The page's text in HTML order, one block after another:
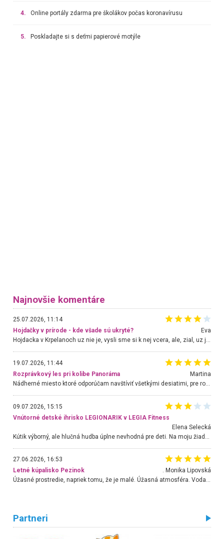
4. Online portály zdarma pre školákov počas koronavírusu
5. Poskladajte si s deťmi papierové motýle
Najnovšie komentáre
25.07.2026, 11:14
Hojdačky v prírode - kde všade sú ukryté?
Eva
Hojdacka v Krpelanoch uz nie je, vysli sme si k nej vcera, ale, zial, uz je znicena. Ak sem planujete cestu len kvoli hojdacke, mozete si ju usetrit. Krasny vyhlad je tu vsak aj bez hojdacky :-)
19.07.2026, 11:44
Rozprávkový les pri kolibe Panoráma
Martina
Nádherné miesto ktoré odporúčam navštíviť všetkými desiatimi, pre rodiny s deťmi, dôchodcom... Proste a jednoducho ozaj rozprávkový les.. určite ešte prídeme. Odniesli sme si na pamiatku krásne tričká,
09.07.2026, 15:15
Vnútorné detské ihrisko LEGIONARIK v LEGIA Fitness
Elena Selecká
27.06.2026, 16:53
Letné kúpalisko Pezinok
. Monika Lipovská
Úžasné prostredie, napriek tomu, že je malé. Úžasná atmosféra. Voda fantastická a nádherná. Ľudí je pomerne veľa, ale su mili a ohľaduplní. Je veľmi zaujímavé sledovať, ako dokážu spolu športovať cudzí ľudia a bez ohľadu na vek. Vládne tu pohoda. Vnuka neviem dostať z vody. Ďakujem za krásny deň . Urcite sa sem vrátim. Jediný problém je s parkovaním, ale aj ten sa mi podarilo vyriešiť. Monika Bratislava
Partneri